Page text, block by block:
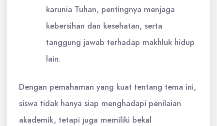
karunia Tuhan, pentingnya menjaga
kebersihan dan kesehatan, serta
tanggung jawab terhadap makhluk hidup
lain.
Dengan pemahaman yang kuat tentang tema ini,
siswa tidak hanya siap menghadapi penilaian
akademik, tetapi juga memiliki bekal